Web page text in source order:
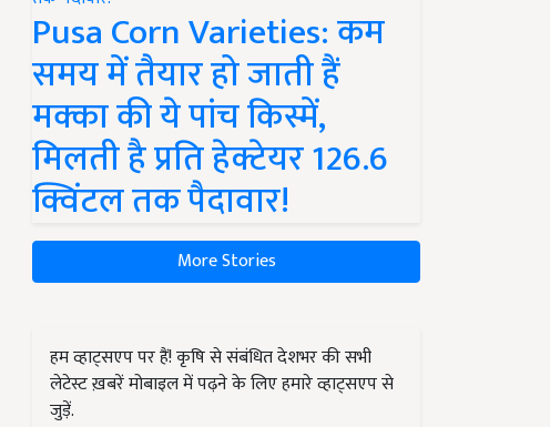
Pusa Corn Varieties: कम
समय में तैयार हो जाती हैं
मक्का की ये पांच किस्में,
मिलती है प्रति हेक्टेयर 126.6
क्विंटल तक पैदावार!
More Stories
हम व्हाट्सएप पर हैं! कृषि से संबंधित देशभर की सभी
लेटेस्ट ख़बरें मोबाइल में पढ़ने के लिए हमारे व्हाट्सएप से
जुड़ें.